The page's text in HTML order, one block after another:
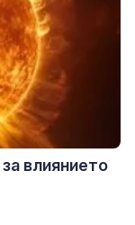
влиянието